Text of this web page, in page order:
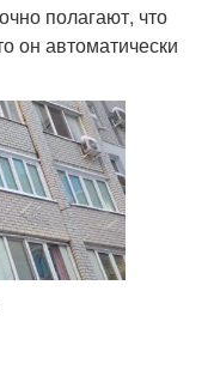
полагают, что
он автоматически